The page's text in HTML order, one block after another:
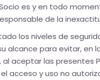
es y en todo
responsable de la
los niveles de
alcance para evitar, en
aceptar las presentes
acceso y uso no